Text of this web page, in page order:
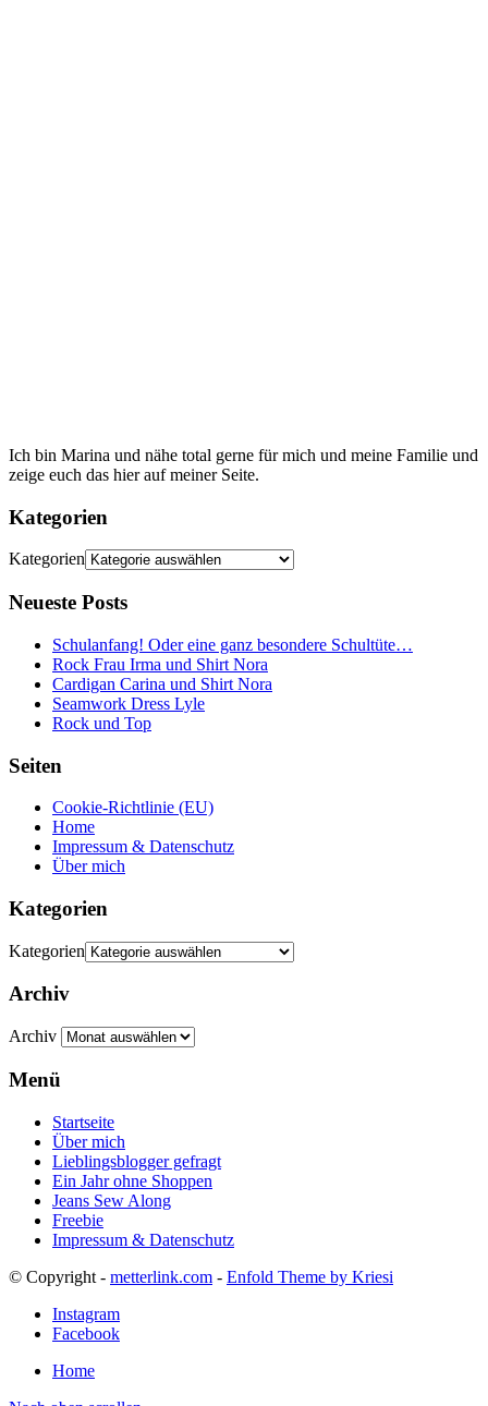
Ich bin Marina und nähe total gerne für mich und meine Familie und
zeige euch das hier auf meiner Seite.
Kategorien
Kategorien
Neueste Posts
Schulanfang! Oder eine ganz besondere Schultüte…
Rock Frau Irma und Shirt Nora
Cardigan Carina und Shirt Nora
Seamwork Dress Lyle
Rock und Top
Seiten
Cookie-Richtlinie (EU)
Home
Impressum & Datenschutz
Über mich
Kategorien
Kategorien
Archiv
Archiv
Menü
Startseite
Über mich
Lieblingsblogger gefragt
Ein Jahr ohne Shoppen
Jeans Sew Along
Freebie
Impressum & Datenschutz
© Copyright - metterlink.com - Enfold Theme by Kriesi
Instagram
Facebook
Home